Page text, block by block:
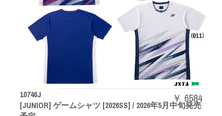
10746J
[JUNIOR] ゲームシャツ [2026SS] / 2026年5月中旬発売
￥ 6584